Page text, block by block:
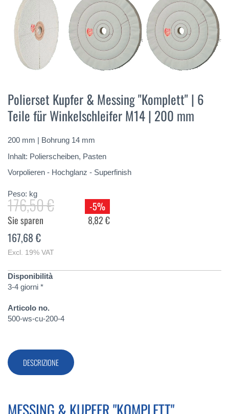
della
galleria
di
Polierset Kupfer & Messing "Komplett" | 6
Teile für Winkelschleifer M14 | 200 mm
200 mm | Bohrung 14 mm
Inhalt: Polierscheiben, Pasten
Vorpolieren - Hochglanz - Superfinish
Peso: kg
176,50 €
-5%
Sie sparen
8,82 €
167,68 €
Excl. 19% VAT
Disponibilità
3-4 giorni *
Articolo no.
500-ws-cu-200-4
DESCRIZIONE
MESSING & KUPFER "KOMPLETT"